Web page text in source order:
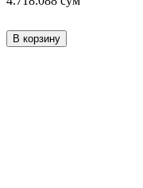
В корзину